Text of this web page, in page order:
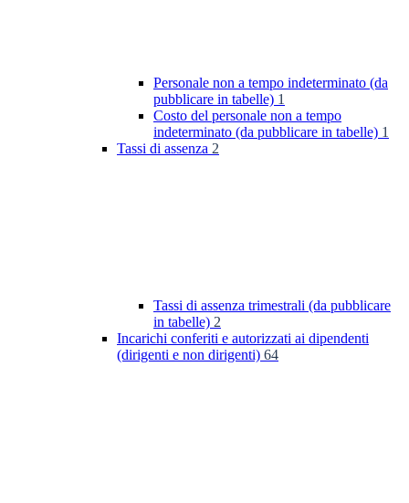
Personale non a tempo indeterminato (da
pubblicare in tabelle) 1
Costo del personale non a tempo
indeterminato (da pubblicare in tabelle) 1
Tassi di assenza 2
Tassi di assenza trimestrali (da pubblicare
in tabelle) 2
Incarichi conferiti e autorizzati ai dipendenti
(dirigenti e non dirigenti) 64